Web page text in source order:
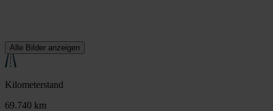
Alle Bilder anzeigen
Kilometerstand
69.740 km